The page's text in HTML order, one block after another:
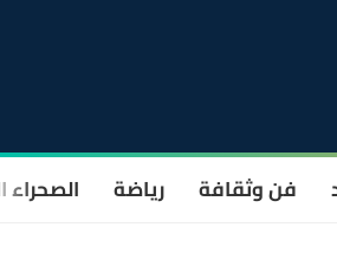
فن وثقافة رياضة الصحراء